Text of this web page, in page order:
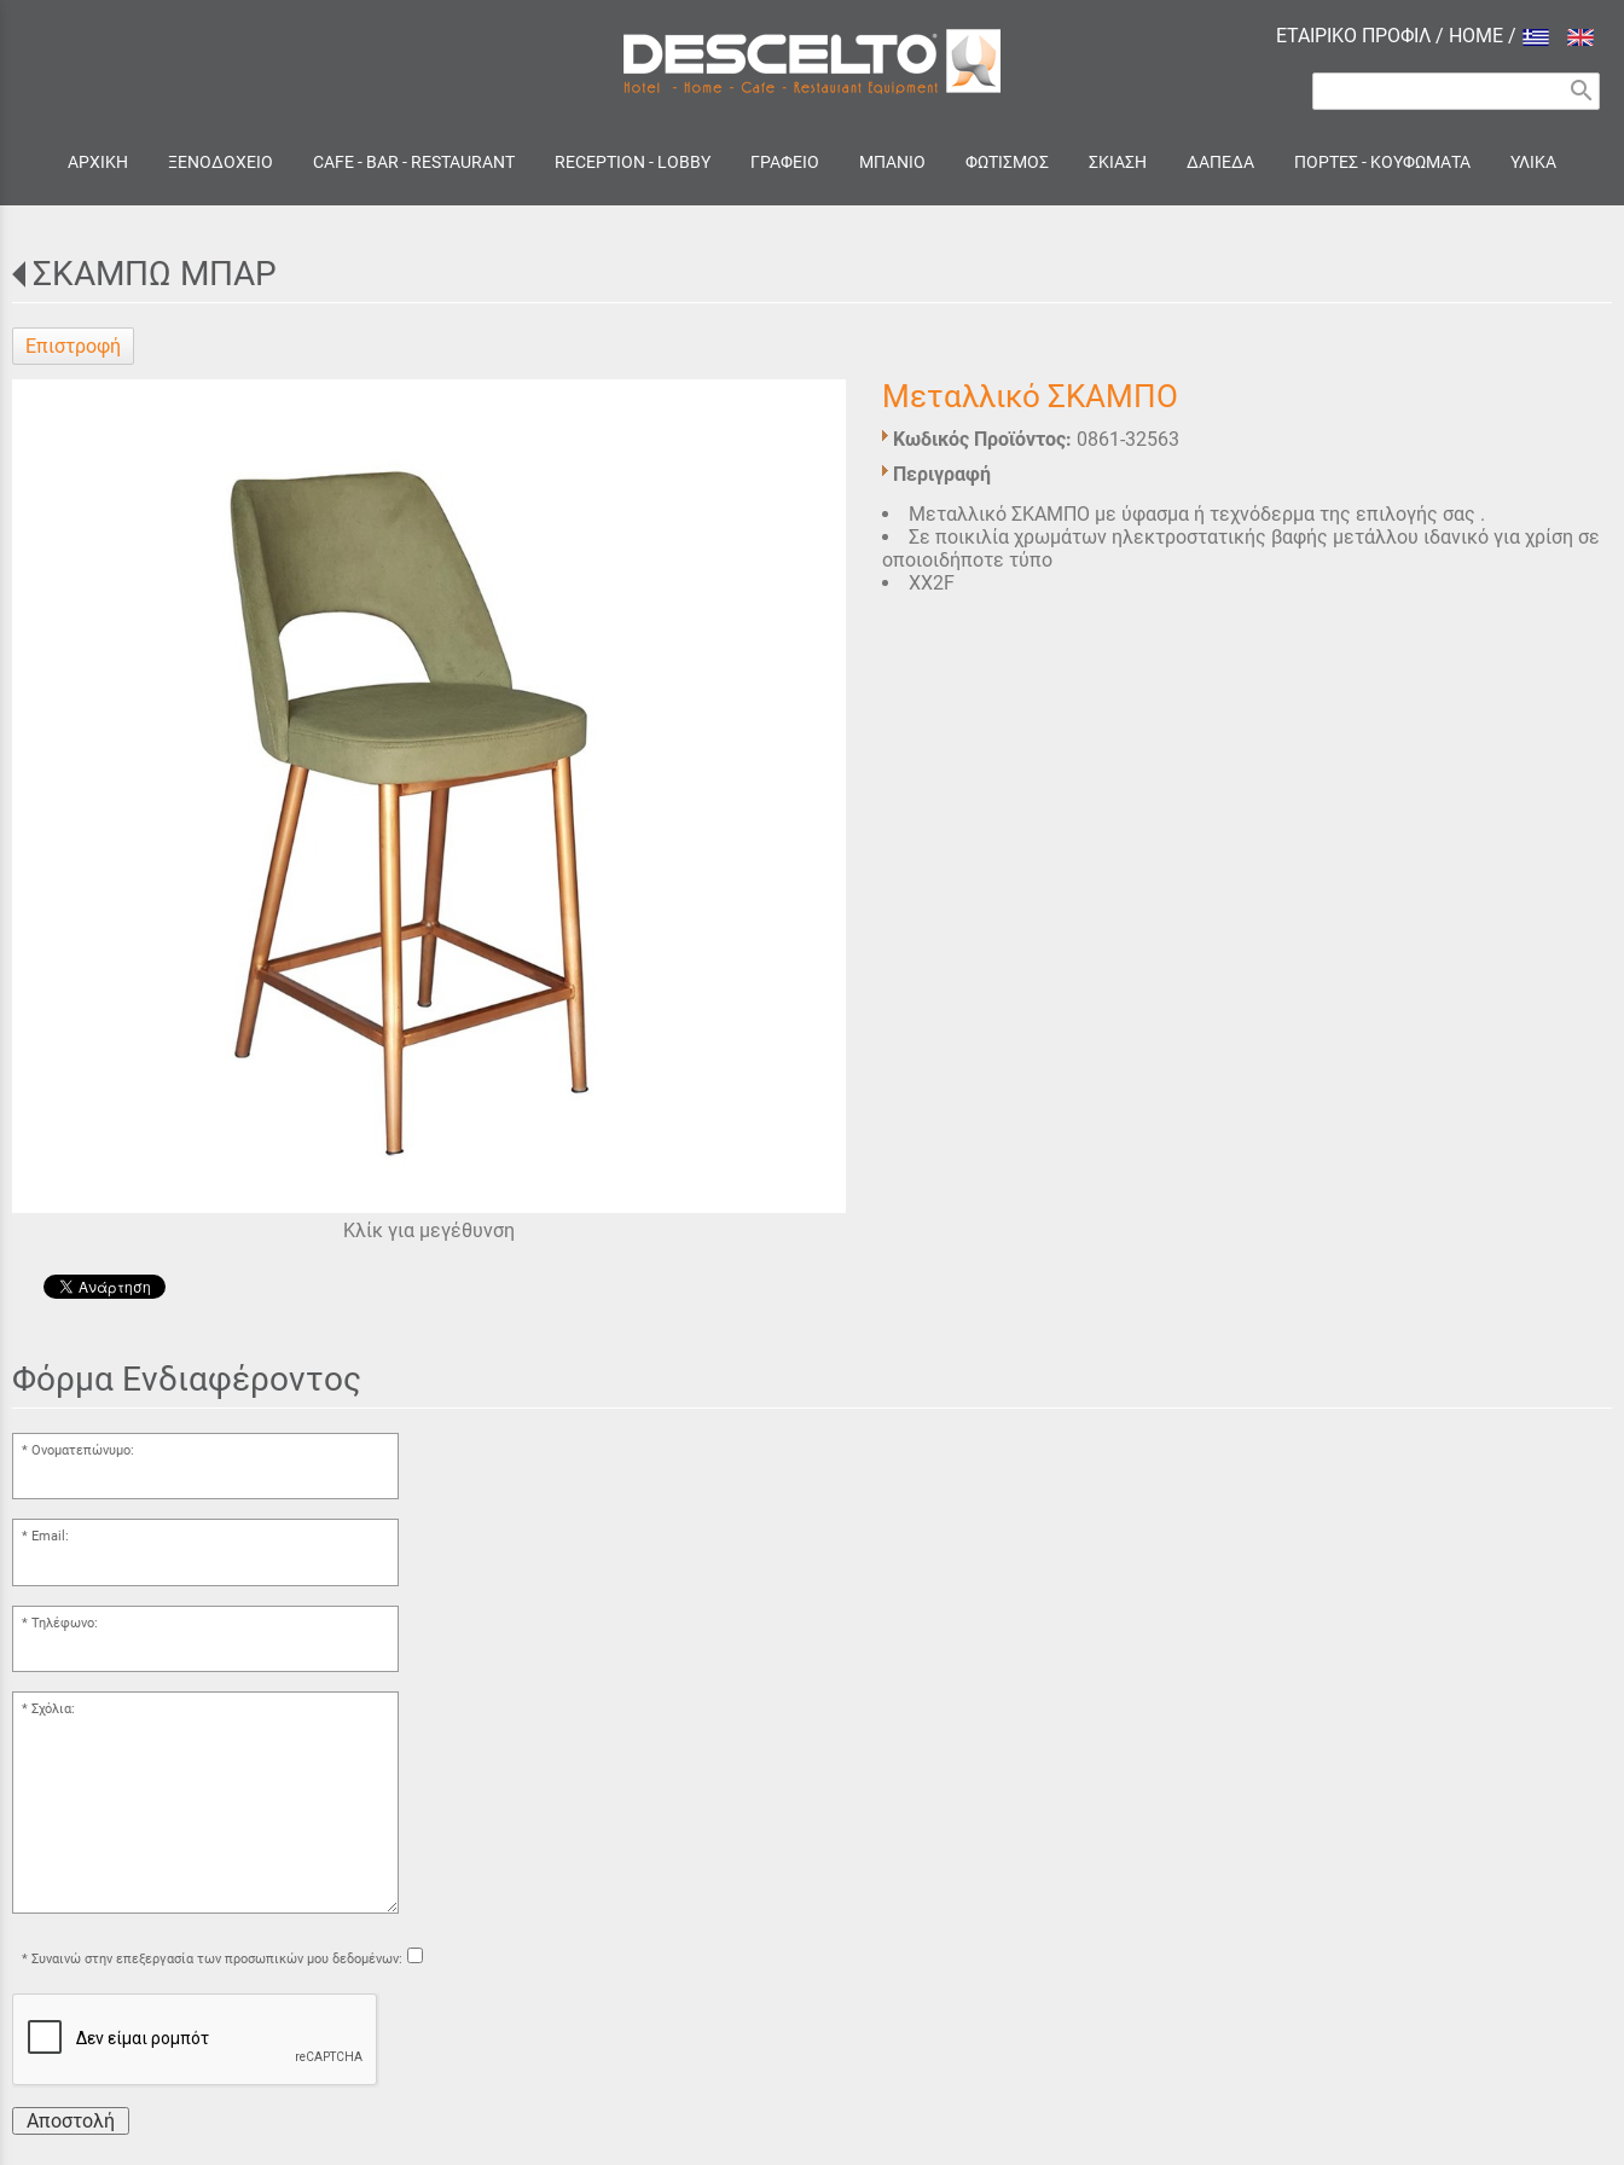
ΕΤΑΙΡΙΚΟ ΠΡΟΦΙΛ / HOME /
search
ΑΡΧΙΚΗ ΞΕΝΟΔΟΧΕΙΟ CAFE - BAR - RESTAURANT RECEPTION - LOBBY ΓΡΑΦΕΙΟ ΜΠΑΝΙΟ ΦΩΤΙΣΜΟΣ ΣΚΙΑΣΗ ΔΑΠΕΔΑ ΠΟΡΤΕΣ - ΚΟΥΦΩΜΑΤΑ ΥΛΙΚΑ
ΣΚΑΜΠΩ ΜΠΑΡ
Επιστροφή
Κλίκ για μεγέθυνση
Μεταλλικό ΣΚΑΜΠΟ
Κωδικός Προϊόντος: 0861-32563
Περιγραφή
Μεταλλικό ΣΚΑΜΠΟ με ύφασμα ή τεχνόδερμα της επιλογής σας .
Σε ποικιλία χρωμάτων ηλεκτροστατικής βαφής μετάλλου ιδανικό για χρίση σε
οποιοιδήποτε τύπο
XX2F
Φόρμα Ενδιαφέροντος
Ονοματεπώνυμο:
Email:
Τηλέφωνο:
Σχόλια:
Συναινώ στην επεξεργασία των προσωπικών μου δεδομένων:
Αποστολή